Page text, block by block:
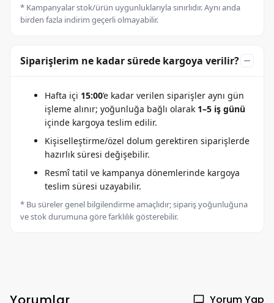
* Kampanyalar stok/ürün uygunluklarıyla sınırlıdır. Aynı anda
birden fazla indirim geçerli olmayabilir.
Siparişlerim ne kadar sürede kargoya verilir?
Hafta içi 15:00’e kadar verilen siparişler aynı gün
işleme alınır; yoğunluğa bağlı olarak 1–5 iş günü
içinde kargoya teslim edilir.
Kişiselleştirme/özel dolum gerektiren siparişlerde
hazırlık süresi değişebilir.
Resmî tatil ve kampanya dönemlerinde kargoya
teslim süresi uzayabilir.
* Bu süreler genel bilgilendirme amaçlıdır; sipariş yoğunluğuna
ve stok durumuna göre farklılık gösterebilir.
Yorum Yap